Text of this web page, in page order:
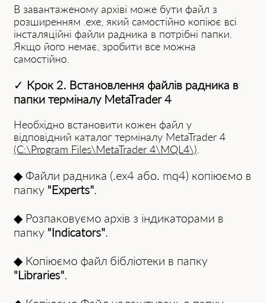
В завантаженому архіві може бути файл з
розширенням .exe, який самостійно копіює всі
інсталяційні файли радника в потрібні папки.
Якщо його немає, зробити все можна
самостійно.
✓ Крок 2. Встановлення файлів радника в
папки терміналу MetaTrader 4
Необхідно встановити кожен файл у
відповідний каталог терміналу MetaTrader 4
(C:\Program F͏iles\MetaTr͏ader͏ 4\MQL4\)
◆ Файли радника (.ex4 або. mq4) копіюємо в
папку "Experts".
◆ Розпаковуємо архів з індикаторами в
папку "Indicator͏s".
◆ Копіюємо файл бібліотеки в папку
"Libraries".